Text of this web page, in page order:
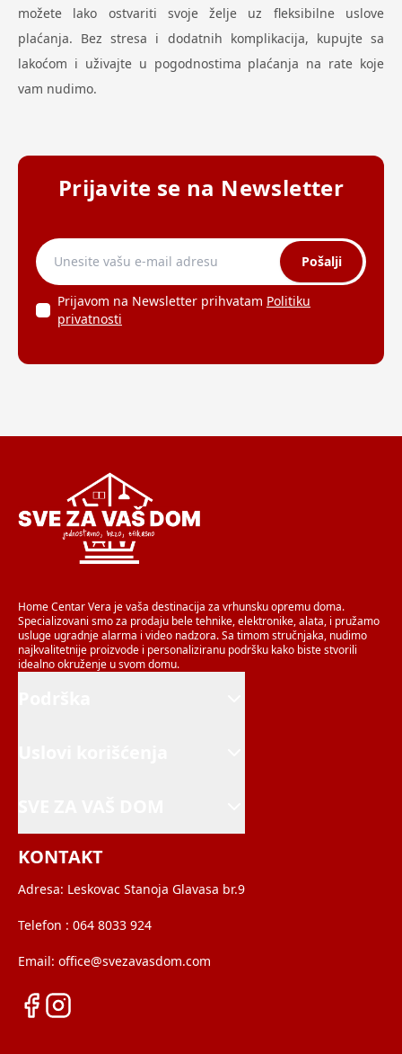
možete lako ostvariti svoje želje uz fleksibilne uslove
plaćanja. Bez stresa i dodatnih komplikacija, kupujte sa
lakoćom i uživajte u pogodnostima plaćanja na rate koje
vam nudimo.
Prijavite se na Newsletter
Pošalji
Prijavom na Newsletter prihvatam Politiku
privatnosti
Home Centar Vera je vaša destinacija za vrhunsku opremu doma.
Specializovani smo za prodaju bele tehnike, elektronike, alata, i pružamo
usluge ugradnje alarma i video nadzora. Sa timom stručnjaka, nudimo
najkvalitetnije proizvode i personaliziranu podršku kako biste stvorili
idealno okruženje u svom domu.
KONTAKT
Adresa: Leskovac Stanoja Glavasa br.9
Telefon : 064 8033 924
Email: office@svezavasdom.com